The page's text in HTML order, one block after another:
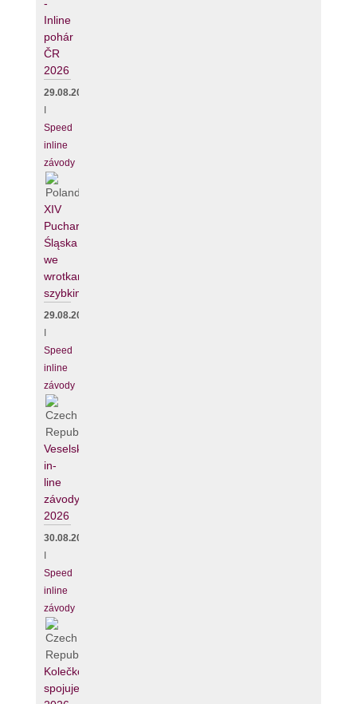
-
Inline
pohár
ČR
2026
29.08.2026
Speed
inline
závody
XIV
Puchar
Śląska
we
wrotkarstwie
szybkim
29.08.2026
Speed
inline
závody
Veselské
in-
line
závody
2026
30.08.2026
Speed
inline
závody
Kolečko
spojuje